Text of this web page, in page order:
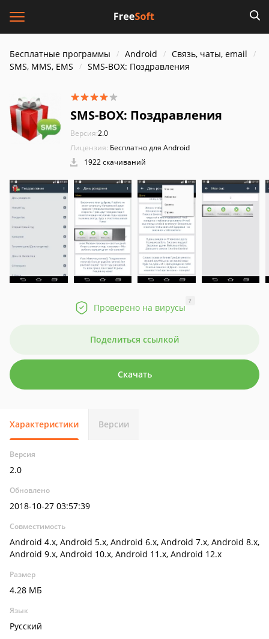
Бесплатные программы Android
Связь, чаты, email
SMS, MMS, EMS
SMS-BOX: Поздравления
SMS-BOX: Поздравления
Версия:2.0
Лицензия: Бесплатно для Android
1922 скачиваний
Проверено на вирусы
?
Поделиться ссылкой
Скачать
Характеристики Версии
Версия
2.0
Обновлено
2018-10-27 03:57:39
Совместимость
Android 4.x, Android 5.x, Android 6.x, Android 7.x, Android 8.x,
Android 9.x, Android 10.x, Android 11.x, Android 12.x
Размер
4.28 МБ
Язык
Русский